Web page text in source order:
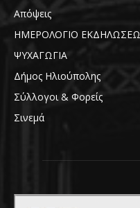
Απόψεις
ΗΜΕΡΟΛΟΓΙΟ
ΨΥΧΑΓΩΓΙΑ
Δήμος Ηλιούπολης
Σύλλογοι & Φορείς
Σινεμά